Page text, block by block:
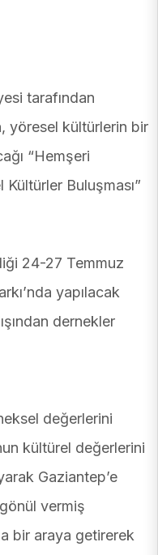
tarafından
yöresel kültürlerin bir
“Hemşeri
Buluşması”
24-27 Temmuz
yapılacak
dernekler
değerlerini
kültürel değerlerini
Gaziantep’e
vermiş
bir araya getirerek